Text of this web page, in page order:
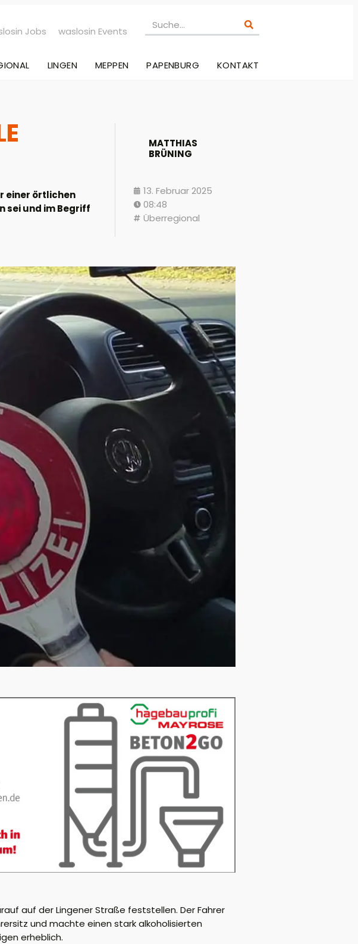
Jobs waslosin Events
LINGEN MEPPEN PAPENBURG KONTAKT
einer örtlichen
sei und im Begriff
MATTHIAS
BRÜNING
13. Februar 2025
08:48
Überregional
auf der Lingener Straße feststellen. Der Fahrer
und machte einen stark alkoholisierten
erheblich.